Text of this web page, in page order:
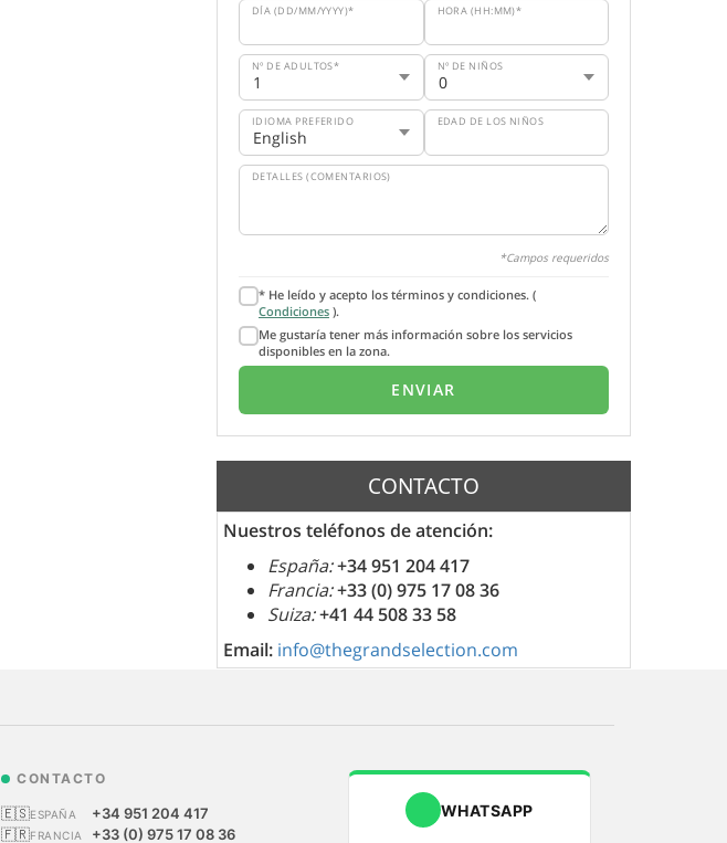
DÍA (DD/MM/YYYY)* HORA (HH:MM)*
Nº DE ADULTOS* Nº DE NIÑOS
IDIOMA PREFERIDO EDAD DE LOS NIÑOS
DETALLES (COMENTARIOS)
*Campos requeridos
* He leído y acepto los términos y condiciones. (
Condiciones ).
Me gustaría tener más información sobre los servicios
disponibles en la zona.
CONTACTO
Nuestros teléfonos de atención:
España:+34 951 204 417
Francia:+33 (0) 975 17 08 36
Suiza:+41 44 508 33 58
Email: info@thegrandselection.com
CONTACTO
🇪🇸ESPAÑA
+34 951 204 417
🇫🇷FRANCIA +33 (0) 975 17 08 36
WHATSAPP